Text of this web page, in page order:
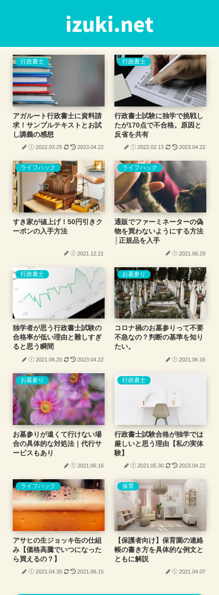
行政書士
アガルート行政書士に資料請
求！サンプルテキストとお試
し講義の感想
2022.03.25 2023.04.22
行政書士
行政書士試験に独学で挑戦し
たが170点で不合格。原因と
反省を共有
2022.02.13 2023.04.22
ライフハック
すき家が値上げ！50円引きク
ーポンの入手方法
2021.12.21
ライフハック
通販でファーミネーターの偽
物を買わないようにする方法
│正規品を入手
2021.06.29
行政書士
独学者が思う行政書士試験の
合格率が低い理由と難しすぎ
ると思う瞬間
2021.06.20 2023.04.22
お墓参り
コロナ禍のお墓参りって不要
不急なの？判断の基準を知り
たい。
2021.06.16
お墓参り
お墓参りが遠くて行けない場
合の具体的な対処法｜代行サ
ービスもあり
2021.06.16
行政書士
行政書士試験合格が独学では
厳しいと思う理由【私の実体
験】
2021.05.30 2023.04.22
ライフハック
アサヒの生ジョッキ缶の仕組
み【価格高騰でいつになった
ら買えるの？】
2021.04.30 2021.06.15
保育
【保護者向け】保育園の連絡
帳の書き方を具体的な例文と
ともに解説
2021.04.07